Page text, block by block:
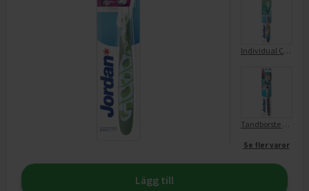
Individual Clean Soft
Tandborste Ultralite Soft
Se fler varor
Lägg till